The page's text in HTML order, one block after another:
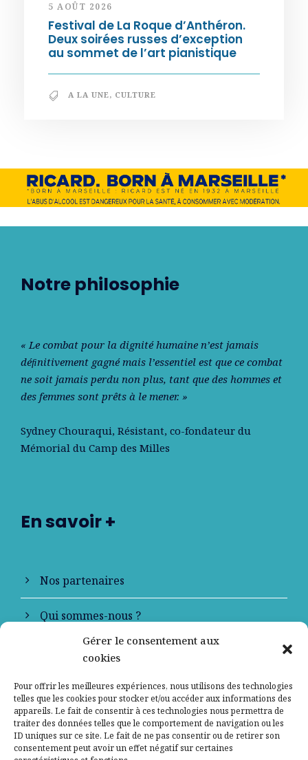
Gérer le consentement aux
cookies
Pour offrir les meilleures expériences, nous utilisons des technologies
telles que les cookies pour stocker et/ou accéder aux informations des
appareils. Le fait de consentir à ces technologies nous permettra de
traiter des données telles que le comportement de navigation ou les
ID uniques sur ce site. Le fait de ne pas consentir ou de retirer son
consentement peut avoir un effet négatif sur certaines
5 AOÛT 2026
Festival de La Roque d’Anthéron.
Deux soirées russes d’exception
au sommet de l’art pianistique
A LA UNE, CULTURE
Notre philosophie
« Le combat pour la dignité humaine n’est jamais
déﬁnitivement gagné mais l’essentiel est que ce combat
ne soit jamais perdu non plus, tant que des hommes et
des femmes sont prêts à le mener. »
Sydney Chouraqui, Résistant, co-fondateur du
Mémorial du Camp des Milles
En savoir +
Nos partenaires
Qui sommes-nous ?
Contactez-nous
Mentions légales
Politique de confidentialité